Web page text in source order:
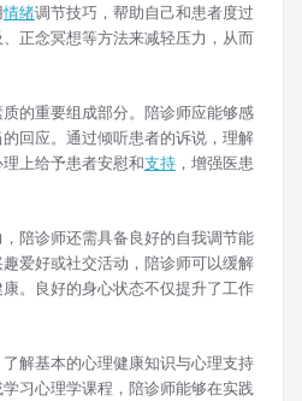
情绪调节技巧，帮助自己和患者度过
正念冥想等方法来减轻压力，从而
的重要组成部分。陪诊师应能够感
回应。通过倾听患者的诉说，理解
上给予患者安慰和支持 ，增强医患
陪诊师还需具备良好的自我调节能
爱好或社交活动，陪诊师可以缓解
。良好的身心状态不仅提升了工作
解基本的心理健康知识与心理支持
学习心理学课程，陪诊师能够在实践